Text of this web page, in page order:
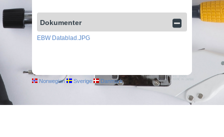
Dokumenter
EBW Datablad.JPG
Norwegian Sverige Danmark